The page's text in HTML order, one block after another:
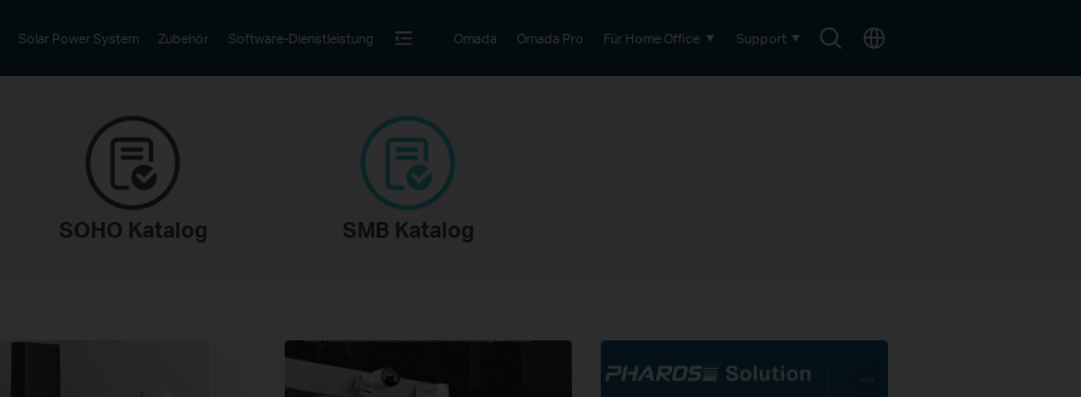
Suche-Choose
Solar Power System Zubehör Software-Dienstleistung Omada Omada Pro Für Home Office Support
SOHO Katalog SMB Katalog